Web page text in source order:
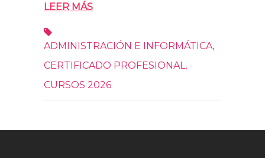
LEER MÁS
ADMINISTRACIÓN E INFORMÁTICA,
CERTIFICADO PROFESIONAL ,
CURSOS 2026